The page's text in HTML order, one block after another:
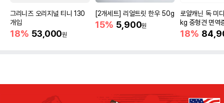
그리니즈 오리지널 티니 130
개입
18% 53,000원
[2개세트] 리얼트릿 한우 50g
15% 5,900원
로얄캐닌 독 미
kg 중형견 면역
18%